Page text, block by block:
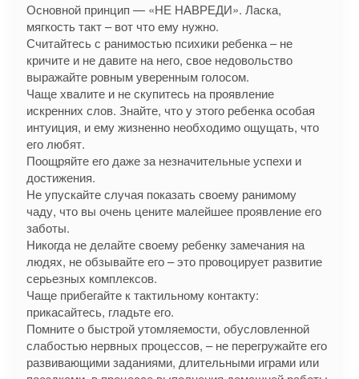
Основной принцип — «НЕ НАВРЕДИ». Ласка,
мягкость такт – вот что ему нужно.
Считайтесь с ранимостью психики ребенка – не
кричите и не давите на него, свое недовольство
выражайте ровным уверенным голосом.
Чаще хвалите и не скупитесь на проявление
искренних слов. Знайте, что у этого ребенка особая
интуиция, и ему жизненно необходимо ощущать, что
его любят.
Поощряйте его даже за незначительные успехи и
достижения.
Не упускайте случая показать своему ранимому
чаду, что вы очень цените малейшее проявление его
заботы.
Никогда не делайте своему ребенку замечания на
людях, не обзывайте его – это провоцирует развитие
серьезных комплексов.
Чаще прибегайте к тактильному контакту:
прикасайтесь, гладьте его.
Помните о быстрой утомляемости, обусловленной
слабостью нервных процессов, – не перегружайте его
развивающими заданиями, длительными играми или